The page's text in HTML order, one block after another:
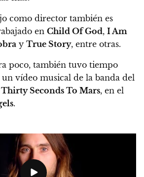
como director también es
en Child Of God, I Am
y True Story, entre otras.
poco, también tuvo tiempo
un vídeo musical de la banda del
Thirty Seconds To Mars, en el
.